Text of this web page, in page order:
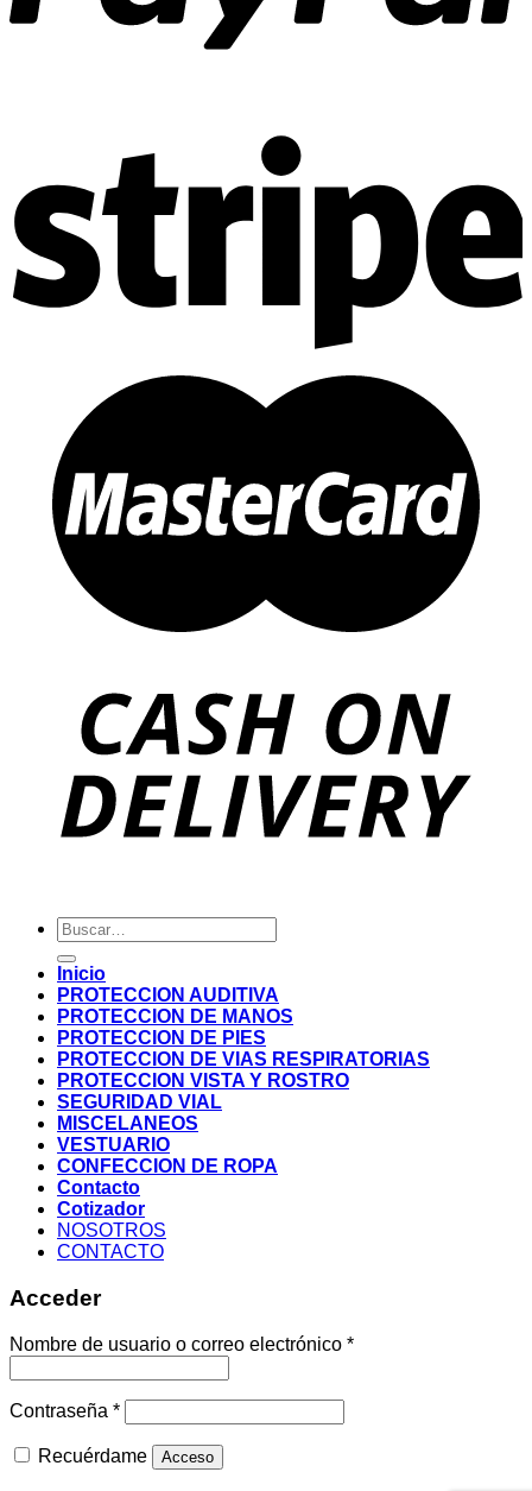
Buscar
por:
Inicio
PROTECCION AUDITIVA
PROTECCION DE MANOS
PROTECCION DE PIES
PROTECCION DE VIAS RESPIRATORIAS
PROTECCION VISTA Y ROSTRO
SEGURIDAD VIAL
MISCELANEOS
VESTUARIO
CONFECCION DE ROPA
Contacto
Cotizador
NOSOTROS
CONTACTO
Acceder
Nombre de usuario o correo electrónico *
Contraseña *
Recuérdame Acceso